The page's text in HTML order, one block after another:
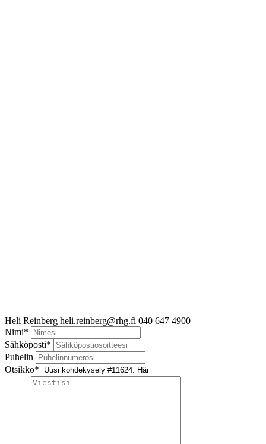
Heli Reinberg heli.reinberg@rhg.fi 040 647 4900
Nimi*
Sähköposti*
Puhelin
Otsikko*